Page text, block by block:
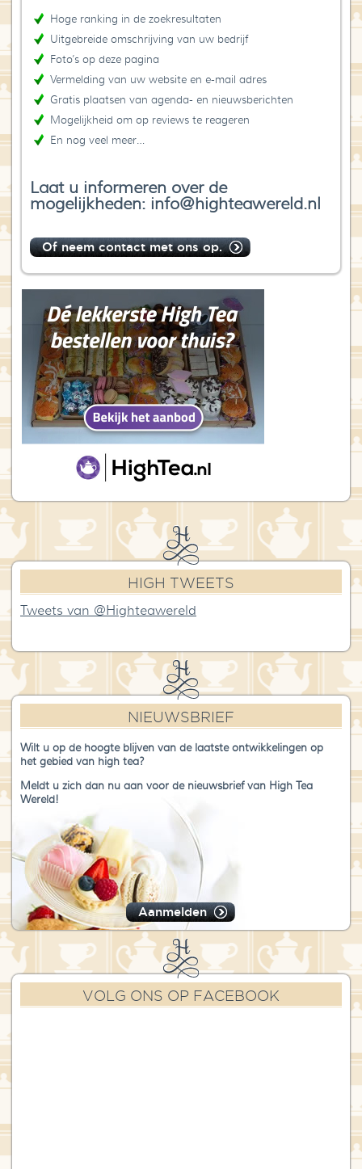
Hoge ranking in de zoekresultaten
Uitgebreide omschrijving van uw bedrijf
Foto’s op deze pagina
Vermelding van uw website en e-mail adres
Gratis plaatsen van agenda- en nieuwsberichten
Mogelijkheid om op reviews te reageren
En nog veel meer…
Laat u informeren over de
mogelijkheden: info@highteawereld.nl
Of neem contact met ons op.
HIGH TWEETS
Tweets van @Highteawereld
NIEUWSBRIEF
Wilt u op de hoogte blijven van de laatste ontwikkelingen op
het gebied van high tea?
Meldt u zich dan nu aan voor de nieuwsbrief van High Tea
Wereld!
Aanmelden
VOLG ONS OP FACEBOOK